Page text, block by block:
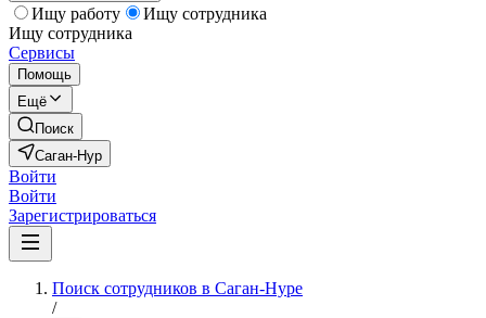
Ищу работу
Ищу сотрудника
Ищу сотрудника
Сервисы
Помощь
Ещё
Поиск
Саган-Нур
Войти
Войти
Зарегистрироваться
Поиск сотрудников в Саган-Нуре
/